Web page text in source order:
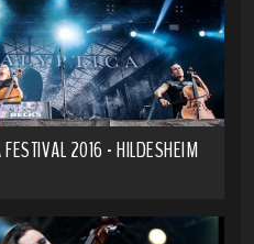
2016 - HILDESHEIM